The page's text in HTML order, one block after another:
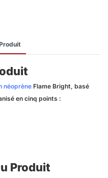
néoprèneFlame Bright, basé
en cinq points :
Produit